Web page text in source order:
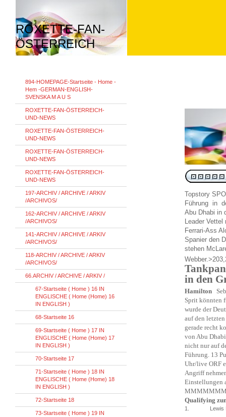
ROXETTE-FAN-
ÖSTERREICH
Topstory
Führung in
Abu Dhabi in
Leader
Ferrari-Ass
Spanier den
stehen
in den
Hamilton
Sprit könnten
wurde der
auf den
gerade recht
von Abu
nicht nur auf
Führung. 13
Uhr/live ORF
Angriff
Einstellungen
Qualifying
1. Lewis
894-HOMEPAGE-Startseite - Home -
Hem -GERMAN-ENGLISH-
SVENSKA M A U S
ROXETTE-FAN-ÖSTERREICH-
UND-NEWS
ROXETTE-FAN-ÖSTERREICH-
UND-NEWS
ROXETTE-FAN-ÖSTERREICH-
UND-NEWS
ROXETTE-FAN-ÖSTERREICH-
UND-NEWS
197-ARCHIV / ARCHIVE / ARKIV
/ARCHIVOS/
162-ARCHIV / ARCHIVE / ARKIV
/ARCHIVOS/
141-ARCHIV / ARCHIVE / ARKIV
/ARCHIVOS/
118-ARCHIV / ARCHIVE / ARKIV
/ARCHIVOS/
66.ARCHIV / ARCHIVE / ARKIV /
67-Startseite ( Home ) 16 IN
ENGLISCHE ( Home (Home) 16
IN ENGLISH )
68-Startseite 16
69-Startseite ( Home ) 17 IN
ENGLISCHE ( Home (Home) 17
IN ENGLISH )
70-Startseite 17
71-Startseite ( Home ) 18 IN
ENGLISCHE ( Home (Home) 18
IN ENGLISH )
72-Startseite 18
73-Startseite ( Home ) 19 IN